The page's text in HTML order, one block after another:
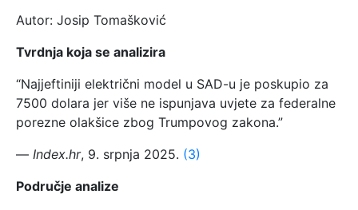
Autor: Josip Tomašković
Tvrdnja koja se analizira
“Najjeftiniji električni model u SAD-u je poskupio za
7500 dolara jer više ne ispunjava uvjete za federalne
porezne olakšice zbog Trumpovog zakona.”
— Index.hr, 9. srpnja 2025. (3)
Područje analize